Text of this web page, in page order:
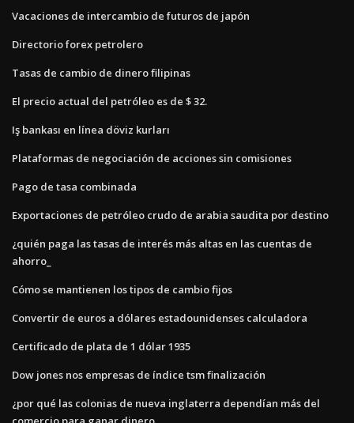
Vacaciones de intercambio de futuros de japón
Directorio forex petrolero
Tasas de cambio de dinero filipinas
El precio actual del petróleo es de $ 32.
Iş bankası en línea döviz kurları
Plataformas de negociación de acciones sin comisiones
Pago de tasa combinada
Exportaciones de petróleo crudo de arabia saudita por destino
¿quién paga las tasas de interés más altas en las cuentas de
ahorro_
Cómo se mantienen los tipos de cambio fijos
Convertir de euros a dólares estadounidenses calculadora
Certificado de plata de 1 dólar 1935
Dow jones nos empresas de índice tsm finalización
¿por qué las colonias de nueva inglaterra dependían más del